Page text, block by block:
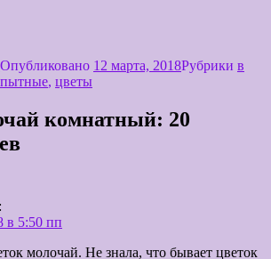
Опубликовано 12 марта, 2018Рубрики в
, цветы
комнатный: 20
:
в 5:50 пп
молочай. Не знала, что бывает цветок